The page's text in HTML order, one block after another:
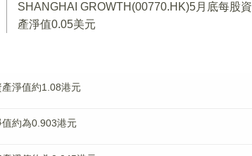
SHANGHAI GROWTH(00770.HK)5月底每股資
產淨值0.05美元
淨值約1.08港元
約為0.903港元